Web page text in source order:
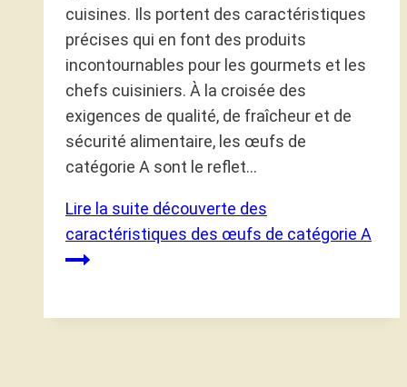
cuisines. Ils portent des caractéristiques
précises qui en font des produits
incontournables pour les gourmets et les
chefs cuisiniers. À la croisée des
exigences de qualité, de fraîcheur et de
sécurité alimentaire, les œufs de
catégorie A sont le reflet…
Lire la suite découverte des
caractéristiques des œufs de catégorie A